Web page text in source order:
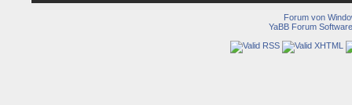
Forum von
YaBB Forum Software